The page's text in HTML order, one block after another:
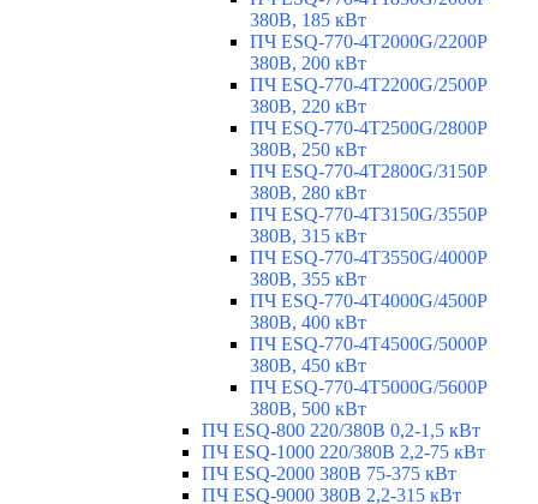
380В, 185 кВт
ПЧ ESQ-770-4T2000G/2200P
380В, 200 кВт
ПЧ ESQ-770-4T2200G/2500P
380В, 220 кВт
ПЧ ESQ-770-4T2500G/2800P
380В, 250 кВт
ПЧ ESQ-770-4T2800G/3150P
380В, 280 кВт
ПЧ ESQ-770-4T3150G/3550P
380В, 315 кВт
ПЧ ESQ-770-4T3550G/4000P
380В, 355 кВт
ПЧ ESQ-770-4T4000G/4500P
380В, 400 кВт
ПЧ ESQ-770-4T4500G/5000P
380В, 450 кВт
ПЧ ESQ-770-4T5000G/5600P
380В, 500 кВт
ПЧ ESQ-800 220/380В 0,2-1,5 кВт
ПЧ ESQ-1000 220/380В 2,2-75 кВт
ПЧ ESQ-2000 380В 75-375 кВт
ПЧ ESQ-9000 380В 2,2-315 кВт